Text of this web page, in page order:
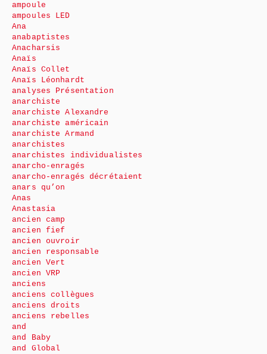
ampoule
ampoules LED
Ana
anabaptistes
Anacharsis
Anaïs
Anaïs Collet
Anaïs Léonhardt
analyses Présentation
anarchiste
anarchiste Alexandre
anarchiste américain
anarchiste Armand
anarchistes
anarchistes individualistes
anarcho-enragés
anarcho-enragés décrétaient
anars qu’on
Anas
Anastasia
ancien camp
ancien fief
ancien ouvroir
ancien responsable
ancien Vert
ancien VRP
anciens
anciens collègues
anciens droits
anciens rebelles
and
and Baby
and Global